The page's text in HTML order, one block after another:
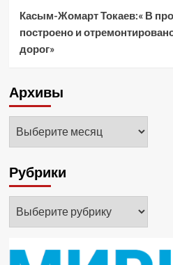
Касым-Жомарт Токаев:« В
построено и
дорог»
Архивы
Рубрики